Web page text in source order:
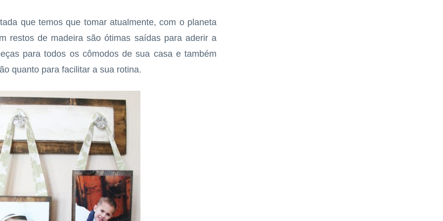
que temos que tomar atualmente, com o planeta
restos de madeira são ótimas saídas para aderir a
para todos os cômodos de sua casa e também
quanto para facilitar a sua rotina.